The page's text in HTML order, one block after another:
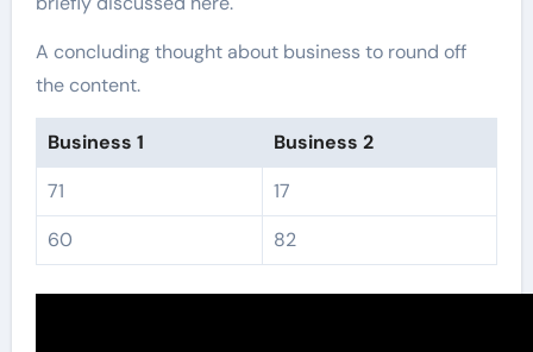
A concluding thought about business to round off
the content.
Business 1
Business 2
71
17
60
82